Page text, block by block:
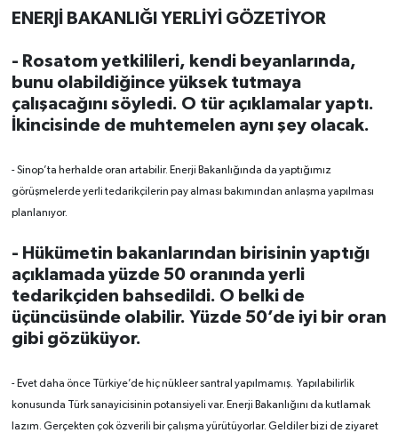
ENERJİ BAKANLIĞI YERLİYİ GÖZETİYOR
- Rosatom yetkilileri, kendi beyanlarında,
bunu olabildiğince yüksek tutmaya
çalışacağını söyledi. O tür açıklamalar yaptı.
İkincisinde de muhtemelen aynı şey olacak.
- Sinop’ta herhalde oran artabilir. Enerji Bakanlığında da yaptığımız
görüşmelerde yerli tedarikçilerin pay alması bakımından anlaşma yapılması
planlanıyor.
- Hükümetin bakanlarından birisinin yaptığı
açıklamada yüzde 50 oranında yerli
tedarikçiden bahsedildi. O belki de
üçüncüsünde olabilir. Yüzde 50’de iyi bir oran
gibi gözüküyor.
- Evet daha önce Türkiye’de hiç nükleer santral yapılmamış. Yapılabilirlik
konusunda Türk sanayicisinin potansiyeli var. Enerji Bakanlığını da kutlamak
lazım. Gerçekten çok özverili bir çalışma yürütüyorlar. Geldiler bizi de ziyaret